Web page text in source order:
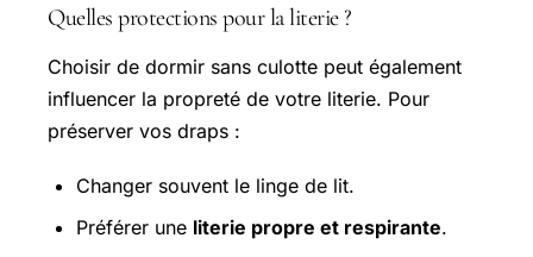
Quelles protections pour la literie ?
Choisir de dormir sans culotte peut également
influencer la propreté de votre literie. Pour
préserver vos draps :
Changer souvent le linge de lit.
Préférer une literie propre et respirante.